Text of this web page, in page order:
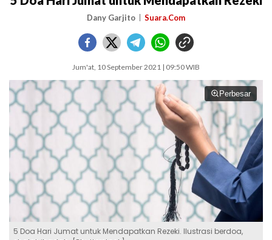
Dany Garjito Suara.Com
Jum'at, 10 September 2021 | 09:50 WIB
Perbesar
5 Doa Hari Jumat untuk Mendapatkan Rezeki. Ilustrasi berdoa,